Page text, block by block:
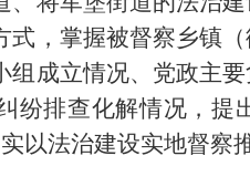
式，掌握被督察乡镇
组成立情况、党政主
纷排查化解情况，提
以法治建设实地督察